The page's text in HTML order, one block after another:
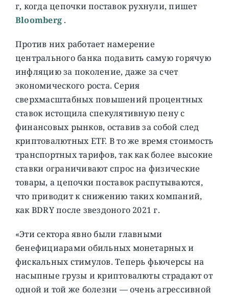
г, когда цепочки поставок рухнули, пишет
Bloomberg .
Против них работает намерение
центрального банка подавить самую горячую
инфляцию за поколение, даже за счет
экономического роста. Серия
сверхмасштабных повышений процентных
ставок истощила спекулятивную пену с
финансовых рынков, оставив за собой след
криптовалютных ETF. В то же время стоимость
транспортных тарифов, так как более высокие
ставки ограничивают спрос на физические
товары, а цепочки поставок распутываются,
что приводит к снижению таких компаний,
как BDRY после звездоного 2021 г.
«Эти сектора явно были главными
бенефициарами обильных монетарных и
фискальных стимулов. Теперь фьючерсы на
насыпные грузы и криптовалюты страдают от
одной и той же болезни — очень агрессивной